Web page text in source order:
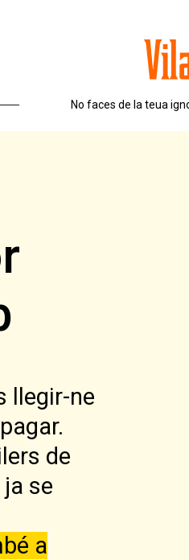
No faces de la teua
llegir-ne
de
se
a